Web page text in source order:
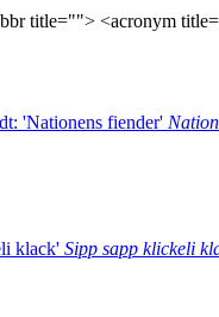
title=""> <acronym
Sipp sapp klickeli